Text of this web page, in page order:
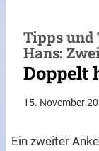
Tipps und
Hans:
Doppelt
15. November
Ein zweiter